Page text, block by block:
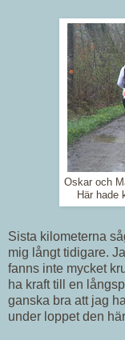
Oskar och
Här hade
Sista kilometerna
mig långt tidigare.
fanns inte mycket
ha kraft till en
ganska bra att jag
under loppet den